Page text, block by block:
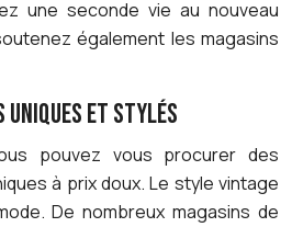
une seconde vie au nouveau
également les magasins
UNIQUES ET STYLÉS
pouvez vous procurer des
à prix doux. Le style vintage
De nombreux magasins de